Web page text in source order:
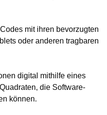
mit ihren bevorzugten
oder anderen tragbaren
digital mithilfe eines
die Software-
können.